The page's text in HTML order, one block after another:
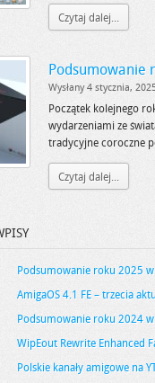
Czytaj dalej...
Podsumowanie
Wysłany 4 stycznia,
Początek kolejnego
wydarzeniami ze
tradycyjne coroczne
Czytaj dalej...
Podsumowanie roku 2025
AmigaOS 4.1 FE – trzecia
Podsumowanie roku 2024
WipEout Rewrite Enhanced
Polskie kanały amigowe na